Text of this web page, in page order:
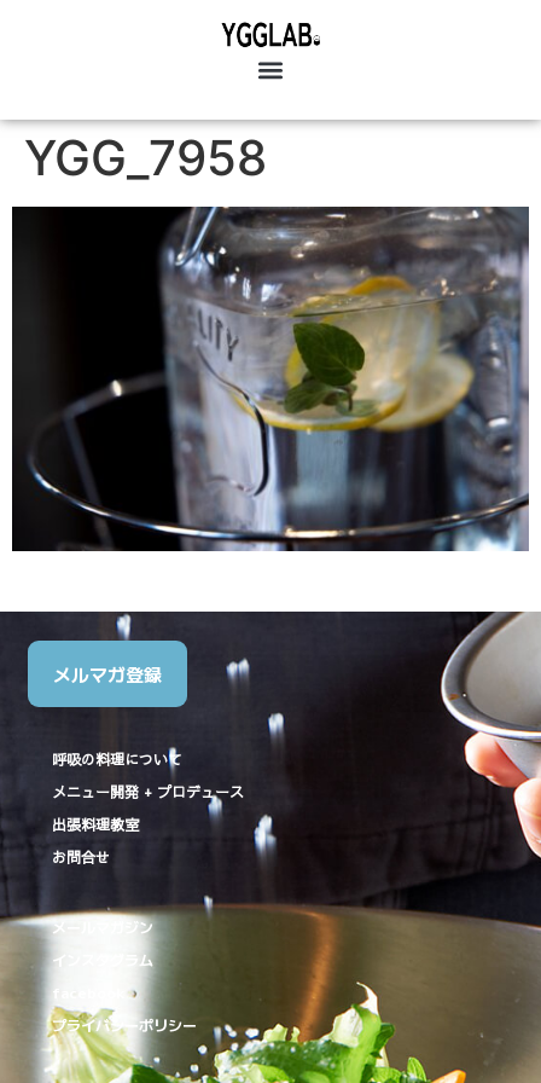
YGG_7958
メルマガ登録
呼吸の料理について
メニュー開発 + プロデュース
出張料理教室
お問合せ
メールマガジン
インスタグラム
facebook
プライバシーポリシー